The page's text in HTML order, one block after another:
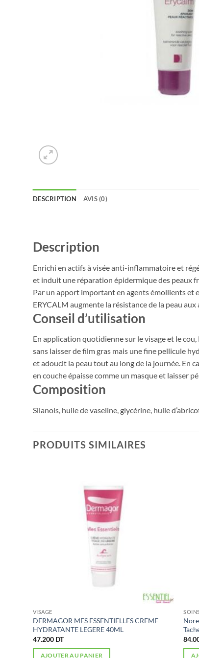
DESCRIPTION AVIS (0)
Description
Enrichi en actifs à visée anti-inflammatoire et
et induit une réparation épidermique des peaux
Par un apport important en agents émollients et
ERYCALM augmente la résistance de la peau
Conseil d’utilisation
En application quotidienne sur le visage et le
sans laisser de film gras mais une fine pellicule
et adoucit la peau tout au long de la journée. En
en couche épaisse comme un masque et laisser
Composition
Silanols, huile de vaseline, glycérine, huile
PRODUITS SIMILAIRES
VISAGE
DERMAGOR MES ESSENTIELLES CREME
HYDRATANTE LEGERE 40ML
47.200 DT
AJOUTER AU PANIER